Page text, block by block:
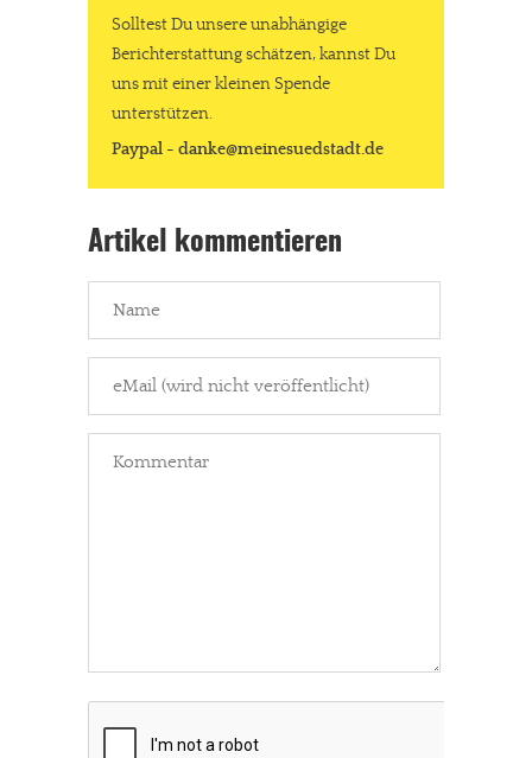
Solltest Du unsere unabhängige
Berichterstattung schätzen, kannst Du
uns mit einer kleinen Spende
unterstützen.
Paypal - danke@meinesuedstadt.de
Artikel kommentieren